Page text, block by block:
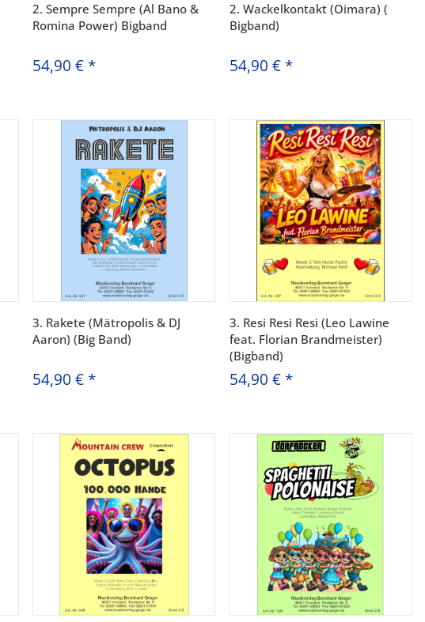
2. Sempre Sempre (Al Bano &
Romina Power) Bigband
54,90 € *
2. Wackelkontakt (Oimara) (
Bigband)
54,90 € *
3. Rakete (Mätropolis & DJ
Aaron) (Big Band)
54,90 € *
3. Resi Resi Resi (Leo Lawine
feat. Florian Brandmeister)
(Bigband)
54,90 € *